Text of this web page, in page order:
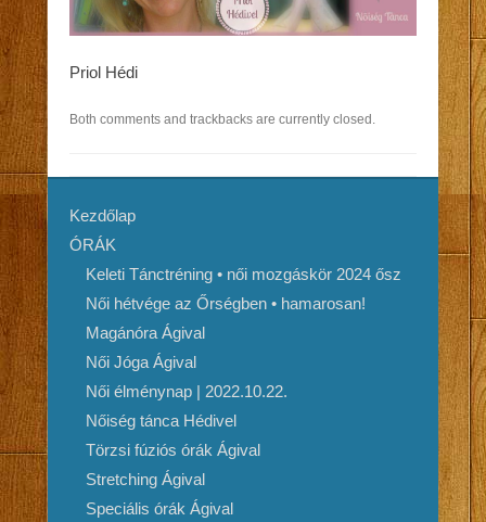
Priol Hédi
Both comments and trackbacks are currently closed.
Kezdőlap
ÓRÁK
Keleti Tánctréning • női mozgáskör 2024 ősz
Női hétvége az Őrségben • hamarosan!
Magánóra Ágival
Női Jóga Ágival
Női élménynap | 2022.10.22.
Nőiség tánca Hédivel
Törzsi fúziós órák Ágival
Stretching Ágival
Speciális órák Ágival